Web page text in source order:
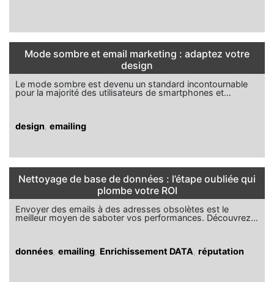
Mode sombre et email marketing : adaptez votre
design
Le mode sombre est devenu un standard incontournable
pour la majorité des utilisateurs de smartphones et…
design emailing
Nettoyage de base de données : l’étape oubliée qui
plombe votre ROI
Envoyer des emails à des adresses obsolètes est le
meilleur moyen de saboter vos performances. Découvrez…
données emailing Enrichissement DATA réputation